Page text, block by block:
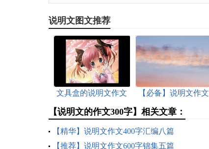
说明文图文推荐
文具盒的说明文作文
【必备】说明文作文
【说明文的作文300字】相关文章：
【精华】说明文作文400字汇编八篇
【推荐】说明文作文600字锦集五篇